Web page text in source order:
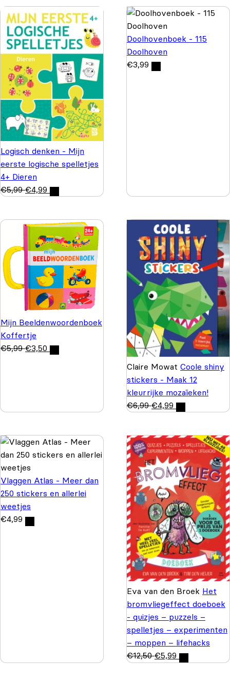
Logisch denken - Mijn
eerste logische spelletjes
4+ Dieren
€5,99 €4,99
Doolhovenboek - 115
Doolhoven
€3,99
Mijn Beeldenwoordenboek
Koffertje
€5,99 €3,50
Claire Mowat Coole shiny
stickers - Maak 12
kleurrijke mozaïeken!
€6,99 €4,99
Vlaggen Atlas - Meer dan
250 stickers en allerlei
weetjes
€4,99
Eva van den Broek Het
bromvliegeffect doeboek
- quizjes – puzzels –
spelletjes – experimenten
– moppen – lifehacks
€12,50 €5,99